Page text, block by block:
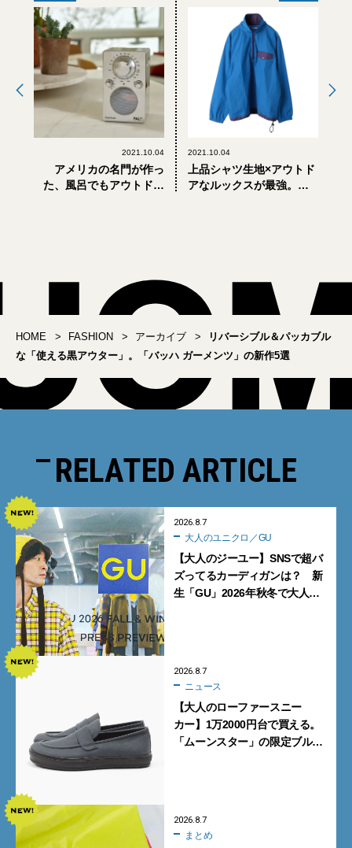
2021.10.04
アメリカの名門が作っ
た、風呂でもアウトドア
2021.10.04
上品シャツ生地×アウトド
アなルックスが最強。ア
HOME FASHION アーカイブ
リバーシブル＆パッカブル
な「使える黒アウター」。「バッハ ガーメンツ」の新作5選
RELATED ARTICLE
2026.8.7
大人のユニクロ／GU
【大人のジーユー】SNSで超バ
ズってるカーディガンは？ 新
生「GU」2026年秋冬で大人メ
2026.8.7
ニュース
【大人のローファースニー
カー】1万2000円台で買える。
「ムーンスター」の限定ブルー
2026.8.7
まとめ